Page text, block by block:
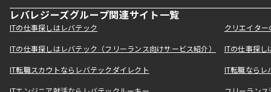
レバレジーズグループ関連サイト一覧
ITの仕事探しはレバテック クリエイタ
ITの仕事探しはレバテック（フリーランス向けサービス紹介） ITの仕事探
IT転職スカウトならレバテックダイレクト IT転職なら